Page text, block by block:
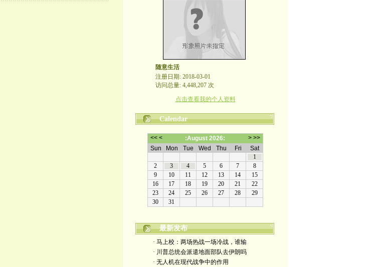
随意生活
注册日期: 2018-03-01
访问总量: 4,448,207 次
点击查看我的个人资料
Calendar
最新发布
· 马上校：两场热战一场冷战，谁输
· 川普总统会派遣地面部队去伊朗吗
· 无人机在现代战争中的作用